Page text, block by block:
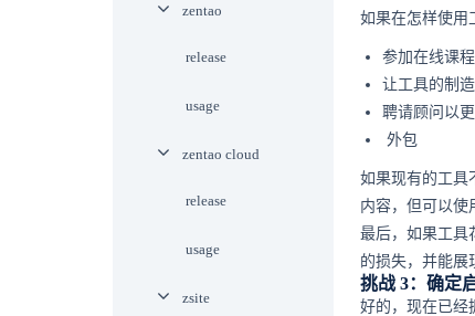
如果在怎样使用
参加在线课程
让工具的制
聘请顾问以
外包
如果现有的工具
内容，但可以使
最后，如果工具
的损失，并能展
挑战 3：确定
好的，现在已经
zentao
release
usage
zentao cloud
release
usage
zsite